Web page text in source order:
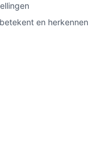
en herkennen